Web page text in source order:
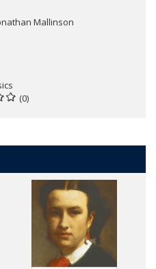
Mallinson
(0)